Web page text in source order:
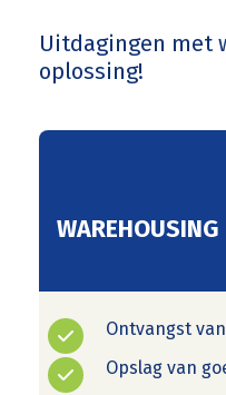
Uitdagingen met
oplossing!
WAREHOUSING
Ontvangst
Opslag van